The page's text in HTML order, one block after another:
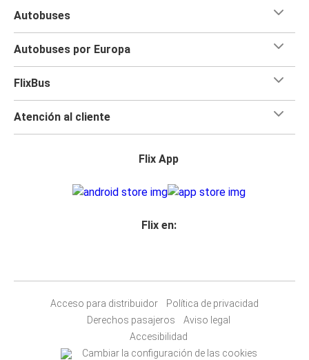
Autobuses
Autobuses por Europa
FlixBus
Atención al cliente
Flix App
Flix en:
Acceso para distribuidor
Política de privacidad
Derechos pasajeros
Aviso legal
Accesibilidad
Cambiar la configuración de las cookies